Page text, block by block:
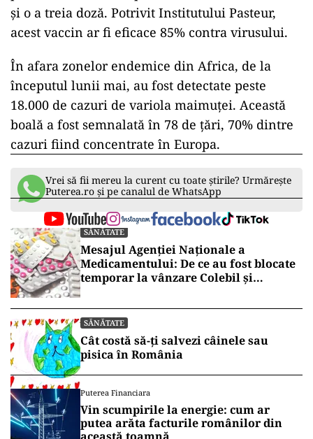
daneză Bavarian Nordic, nu este disponibil
imediat. Cea mai mare parte din cele 16
mai multe luni pentru ca ele să fie disponibile
în fiole pregătite pentru administrare.
Vaccinarea se efectuează cu două doze la un
interval de cel puțin 28 de zile. Pentru
persoanele vaccinate contra variolei în
copilărie, o doză este suficientă. Pentru
persoanele imunodeprimate este recomandată
și o a treia doză. Potrivit Institutului Pasteur,
acest vaccin ar fi eficace 85% contra virusului.
În afara zonelor endemice din Africa, de la
începutul lunii mai, au fost detectate peste
18.000 de cazuri de variola maimuței. Această
boală a fost semnalată în 78 de țări, 70% dintre
cazuri fiind concentrate în Europa.
Vrei să fii mereu la curent cu toate știrile? Urmărește
Puterea.ro și pe canalul de WhatsApp